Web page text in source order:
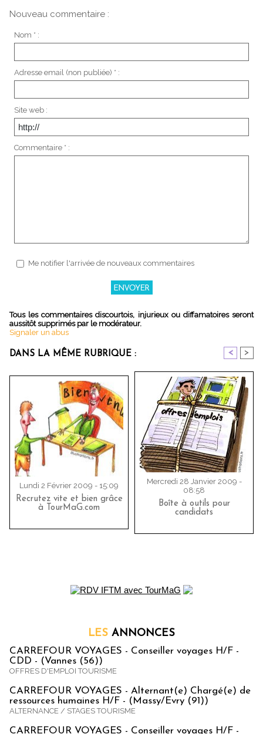
Nouveau commentaire :
Nom * :
Adresse email (non publiée) * :
Site web :
Commentaire * :
Me notifier l'arrivée de nouveaux commentaires
Tous les commentaires discourtois, injurieux ou diffamatoires seront
aussitôt supprimés par le modérateur.
Signaler un abus
DANS LA MÊME RUBRIQUE : < >
Lundi 2 Février 2009 - 15:09
Recrutez vite et bien grâce
à TourMaG.com
Mercredi 28 Janvier 2009 -
08:58
Boîte à outils pour
candidats
LES ANNONCES
CARREFOUR VOYAGES - Conseiller voyages H/F -
CDD - (Vannes (56))
OFFRES D'EMPLOI TOURISME
CARREFOUR VOYAGES - Alternant(e) Chargé(e) de
ressources humaines H/F - (Massy/Evry (91))
ALTERNANCE / STAGES TOURISME
CARREFOUR VOYAGES - Conseiller voyages H/F -